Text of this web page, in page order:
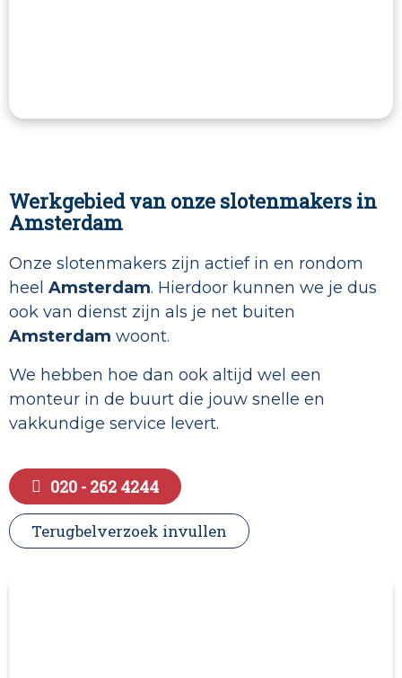
Werkgebied van onze slotenmakers in
Amsterdam
Onze slotenmakers zijn actief in en rondom
heel Amsterdam. Hierdoor kunnen we je dus
ook van dienst zijn als je net buiten
Amsterdam woont.
We hebben hoe dan ook altijd wel een
monteur in de buurt die jouw snelle en
vakkundige service levert.
020 - 262 4244
Terugbelverzoek invullen